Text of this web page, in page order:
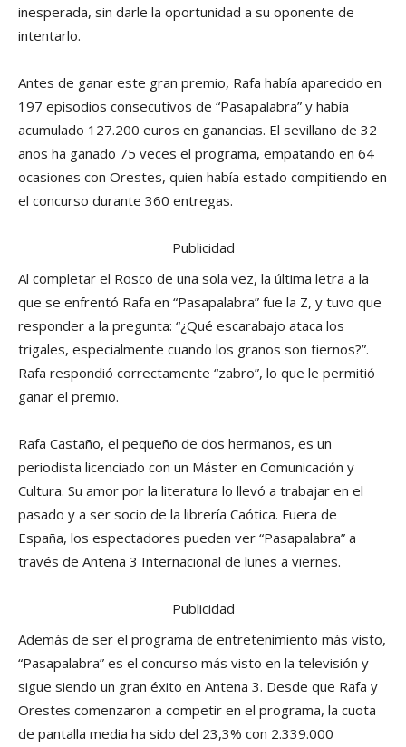
inesperada, sin darle la oportunidad a su oponente de
intentarlo.
Antes de ganar este gran premio, Rafa había aparecido en
197 episodios consecutivos de “Pasapalabra” y había
acumulado 127.200 euros en ganancias. El sevillano de 32
años ha ganado 75 veces el programa, empatando en 64
ocasiones con Orestes, quien había estado compitiendo en
el concurso durante 360 entregas.
Publicidad
Al completar el Rosco de una sola vez, la última letra a la
que se enfrentó Rafa en “Pasapalabra” fue la Z, y tuvo que
responder a la pregunta: “¿Qué escarabajo ataca los
trigales, especialmente cuando los granos son tiernos?”.
Rafa respondió correctamente “zabro”, lo que le permitió
ganar el premio.
Rafa Castaño, el pequeño de dos hermanos, es un
periodista licenciado con un Máster en Comunicación y
Cultura. Su amor por la literatura lo llevó a trabajar en el
pasado y a ser socio de la librería Caótica. Fuera de
España, los espectadores pueden ver “Pasapalabra” a
través de Antena 3 Internacional de lunes a viernes.
Publicidad
Además de ser el programa de entretenimiento más visto,
“Pasapalabra” es el concurso más visto en la televisión y
sigue siendo un gran éxito en Antena 3. Desde que Rafa y
Orestes comenzaron a competir en el programa, la cuota
de pantalla media ha sido del 23,3% con 2.339.000